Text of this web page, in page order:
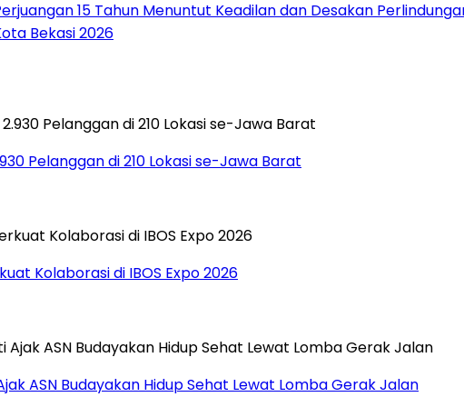
15 Tahun Menuntut Keadilan dan Desakan
Bekasi 2026
Pelanggan di 210 Lokasi se-Jawa Barat
Kolaborasi di IBOS Expo 2026
ASN Budayakan Hidup Sehat Lewat Lomba Gerak Jalan